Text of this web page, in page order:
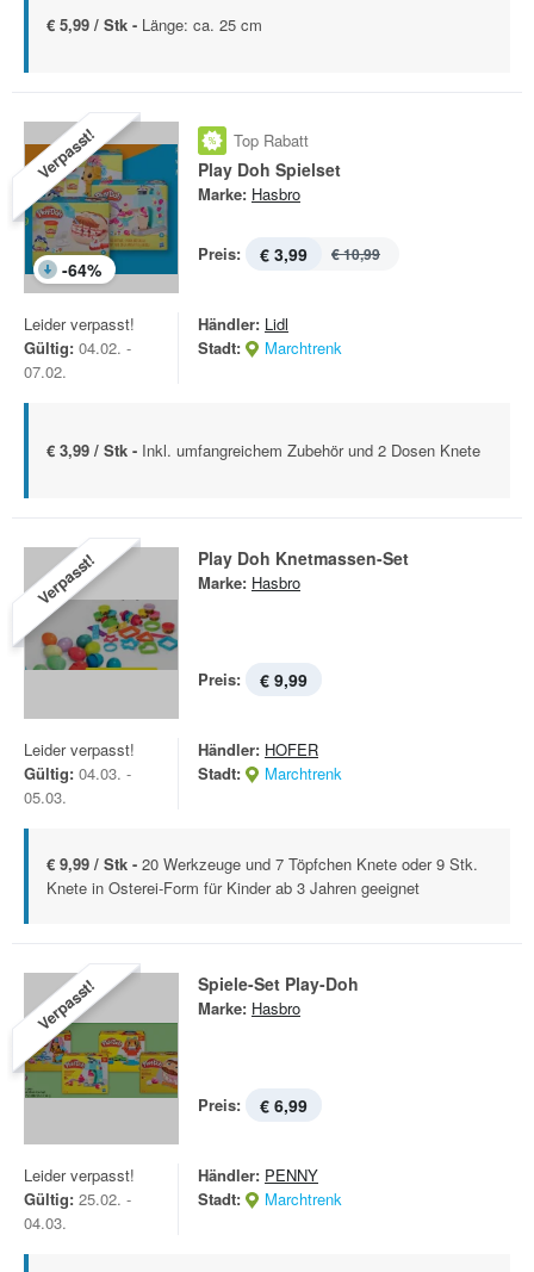
€ 5,99 / Stk - Länge: ca. 25 cm
Verpasst!
-64%
Top Rabatt
Play Doh Spielset
Marke: Hasbro
Preis: € 3,99 € 10,99
Leider verpasst!
Gültig: 04.02. -
07.02.
Händler: Lidl
Stadt:
Marchtrenk
€ 3,99 / Stk - Inkl. umfangreichem Zubehör und 2 Dosen Knete
Verpasst! Play Doh Knetmassen-Set
Marke: Hasbro
Preis: € 9,99
Leider verpasst!
Gültig: 04.03. -
05.03.
Händler: HOFER
Stadt:
Marchtrenk
€ 9,99 / Stk - 20 Werkzeuge und 7 Töpfchen Knete oder 9 Stk.
Knete in Osterei-Form für Kinder ab 3 Jahren geeignet
Verpasst! Spiele-Set Play-Doh
Marke: Hasbro
Preis: € 6,99
Leider verpasst!
Gültig: 25.02. -
04.03.
Händler: PENNY
Stadt:
Marchtrenk